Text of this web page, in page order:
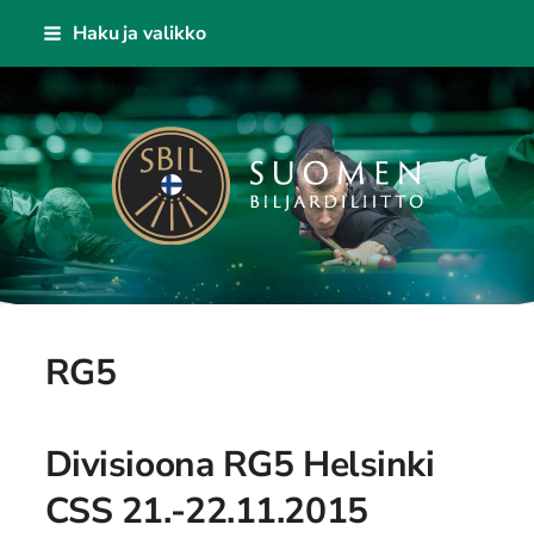
Siirry
sisältöön
Haku ja valikko
Suomen Biljardiliitto ry
RG5
Divisioona RG5 Helsinki
CSS 21.-22.11.2015